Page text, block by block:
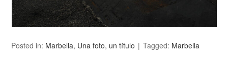
Posted in: Marbella, Una foto, un título Tagged: Marbella